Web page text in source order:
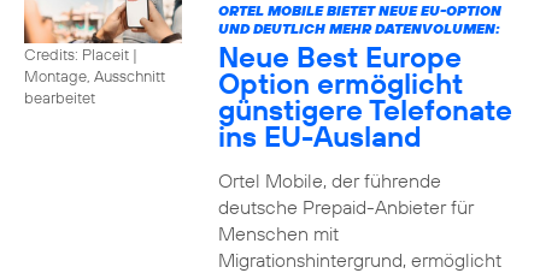
Credits: Placeit |
Montage, Ausschnitt
bearbeitet
ORTEL MOBILE BIETET NEUE EU-OPTION
UND DEUTLICH MEHR DATENVOLUMEN:
Neue Best Europe
Option ermöglicht
günstigere Telefonate
ins EU-Ausland
Ortel Mobile, der führende
deutsche Prepaid-Anbieter für
Menschen mit
Migrationshintergrund, ermöglicht